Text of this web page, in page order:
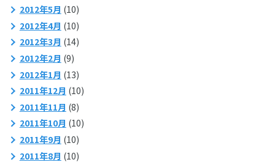
2012年5月 (10)
2012年4月 (10)
2012年3月 (14)
2012年2月 (9)
2012年1月 (13)
2011年12月 (10)
2011年11月 (8)
2011年10月 (10)
2011年9月 (10)
2011年8月 (10)